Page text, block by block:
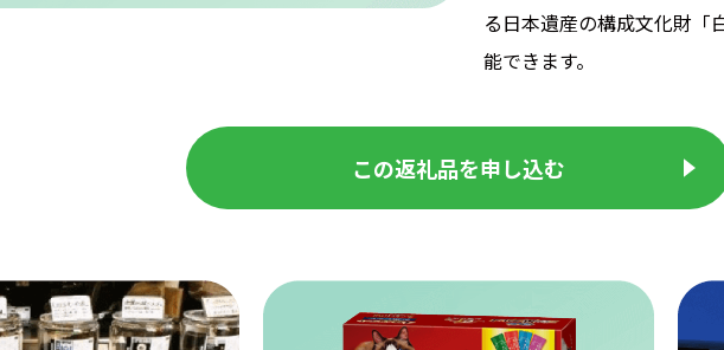
る日本遺産の構成文化財「
能できます。
この返礼品を申し込む